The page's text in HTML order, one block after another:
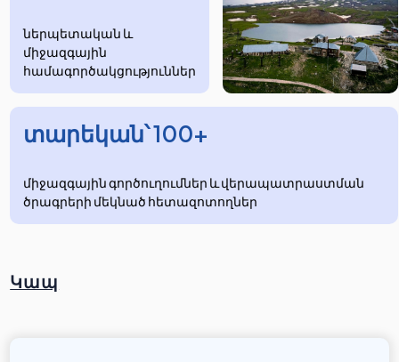
ներպետական և
միջազգային
համագործակցություններ
տարեկան՝ 100+
միջազգային գործուղումներ և վերապատրաստման
ծրագրերի մեկնած հետազոտողներ
Կապ